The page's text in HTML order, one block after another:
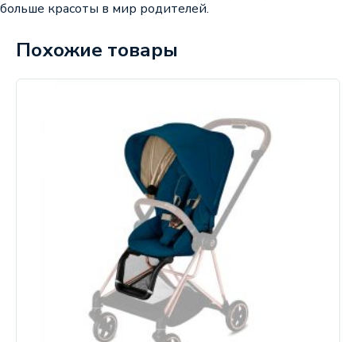
больше красоты в мир родителей.
Похожие товары